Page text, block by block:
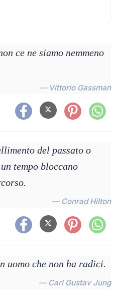
ce ne siamo nemmeno
— Vittorio Gassman
del passato o
tempo bloccano
— Conrad Hilton
uomo che non ha radici.
— Carl Gustav Jung